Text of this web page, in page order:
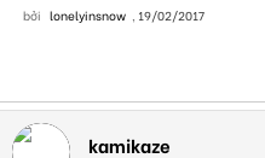
bởi lonelyinsnow , 19/02/2017
kamikaze